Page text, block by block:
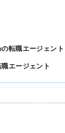
転職エージェント
エージェント